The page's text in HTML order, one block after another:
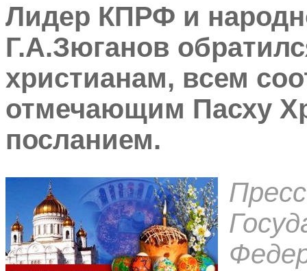
Лидер КПРФ и
Г.А.Зюганов
христианам, всем
отмечающим Пасху
посланием.